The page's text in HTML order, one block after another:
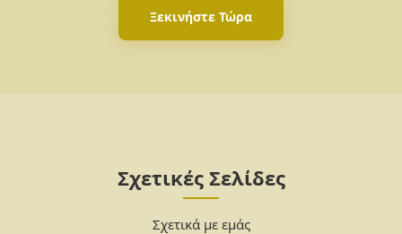
Ξεκινήστε Τώρα
Σχετικές Σελίδες
Σχετικά με εμάς